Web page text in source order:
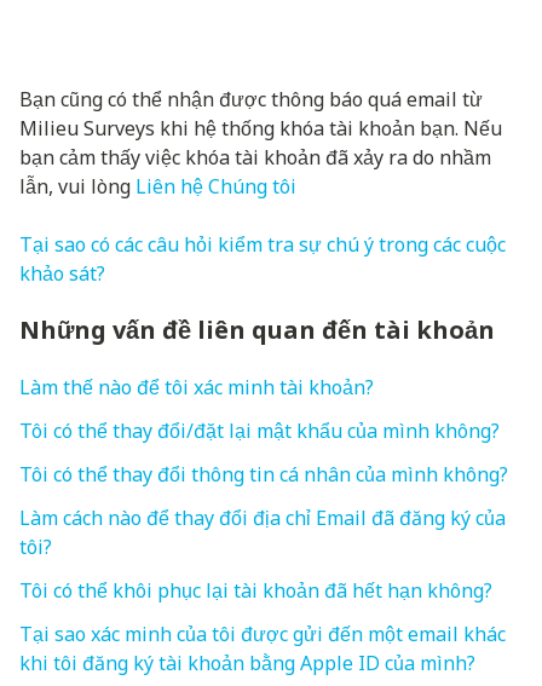
Bạn cũng có thể nhận được thông báo quá email từ
Milieu Surveys khi hệ thống khóa tài khoản bạn. Nếu
bạn cảm thấy việc khóa tài khoản đã xảy ra do nhầm
lẫn, vui lòng Liên hệ Chúng tôi
Tại sao có các câu hỏi kiểm tra sự chú ý trong các cuộc
khảo sát?
Những vấn đề liên quan đến tài khoản
Làm thế nào để tôi xác minh tài khoản?
Tôi có thể thay đổi/đặt lại mật khẩu của mình không?
Tôi có thể thay đổi thông tin cá nhân của mình không?
Làm cách nào để thay đổi địa chỉ Email đã đăng ký của
tôi?
Tôi có thể khôi phục lại tài khoản đã hết hạn không?
Tại sao xác minh của tôi được gửi đến một email khác
khi tôi đăng ký tài khoản bằng Apple ID của mình?